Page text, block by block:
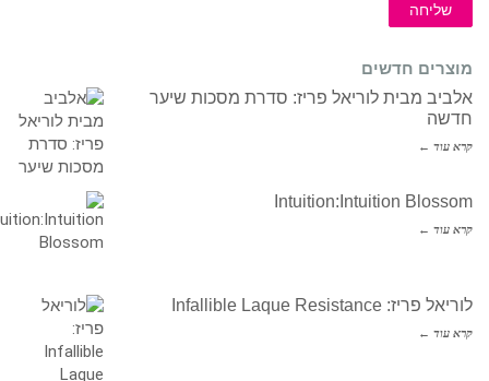
שליחה
מוצרים חדשים
אלביב מבית לוריאל פריז: סדרת מסכות שיער
חדשה
קרא עוד ←
Intuition:Intuition Blossom
קרא עוד ←
לוריאל פריז: Infallible Laque Resistance
קרא עוד ←